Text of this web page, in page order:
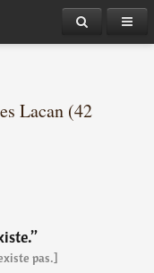
Lacan (42
”
pas.]